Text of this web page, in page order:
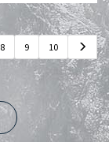
8 9 10